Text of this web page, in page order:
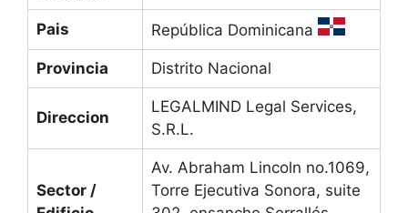
Pais República Dominicana
Provincia Distrito Nacional
Direccion
LEGALMIND Legal Services,
S.R.L.
Sector /
Av. Abraham Lincoln no.1069,
Torre Ejecutiva Sonora, suite